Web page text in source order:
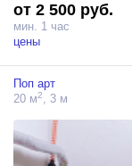
качели увитые
огромные цветущие
Гамак
яркие ленты, цветы,
объекты позволят
от 2 500 руб.
мин. 1 час
цены
Поп арт
20 м2, 3 м